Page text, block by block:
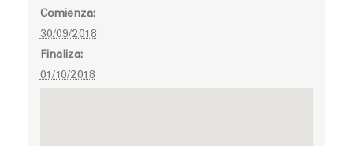
Comienza:
30/09/2018
Finaliza:
01/10/2018